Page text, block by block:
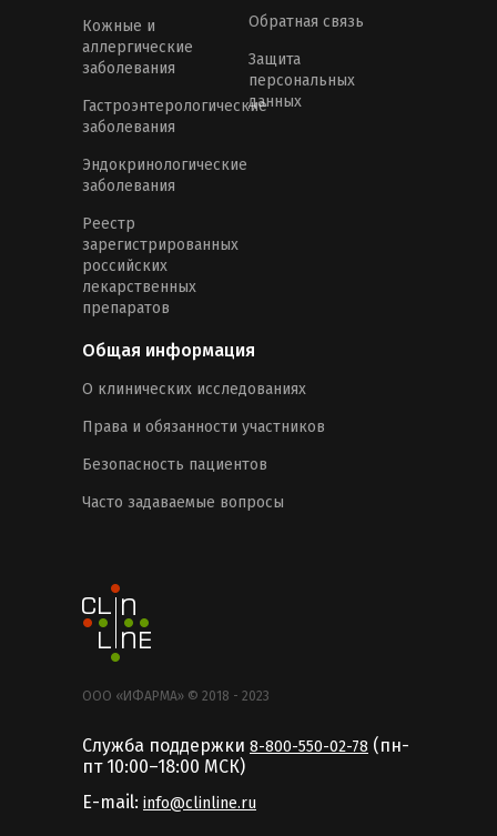
Кожные и
аллергические
заболевания
Гастроэнтерологические
заболевания
Эндокринологические
заболевания
Реестр
зарегистрированных
российских
лекарственных
препаратов
Обратная связь
Защита
персональных
данных
Общая информация
О клинических исследованиях
Права и обязанности участников
Безопасность пациентов
Часто задаваемые вопросы
ООО «ИФАРМА» © 2018 - 2023
Служба поддержки 8-800-550-02-78 (пн-
пт 10:00–18:00 MCК)
E-mail: info@clinline.ru